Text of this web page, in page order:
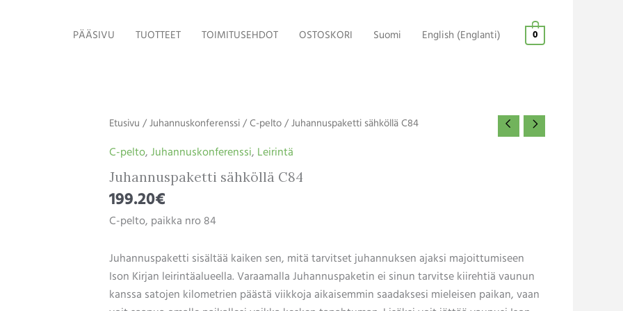
PÄÄSIVU TUOTTEET TOIMITUSEHDOT OSTOSKORI Suomi English ( Englanti) 0
Etusivu / Juhannuskonferenssi/ C-pelto/ Juhannuspaketti sähköllä C84
C-pelto, Juhannuskonferenssi, Leirintä
Juhannuspaketti sähköllä C84
199.20€
C-pelto, paikka nro 84
Juhannuspaketti sisältää kaiken sen, mitä tarvitset juhannuksen ajaksi majoittumiseen
Ison Kirjan leirintäalueella. Varaamalla Juhannuspaketin ei sinun tarvitse kiirehtiä vaunun
kanssa satojen kilometrien päästä viikkoja aikaisemmin saadaksesi mieleisen paikan, vaan